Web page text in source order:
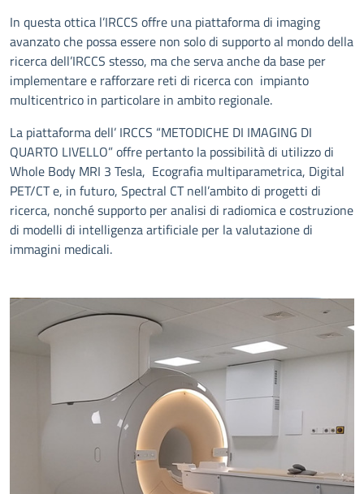
In questa ottica l’IRCCS offre una piattaforma di imaging
avanzato che possa essere non solo di supporto al mondo della
ricerca dell’IRCCS stesso, ma che serva anche da base per
implementare e rafforzare reti di ricerca con impianto
multicentrico in particolare in ambito regionale.
La piattaforma dell’ IRCCS “METODICHE DI IMAGING DI
QUARTO LIVELLO” offre pertanto la possibilità di utilizzo di
Whole Body MRI 3 Tesla, Ecografia multiparametrica, Digital
PET/CT e, in futuro, Spectral CT nell’ambito di progetti di
ricerca, nonché supporto per analisi di radiomica e costruzione
di modelli di intelligenza artificiale per la valutazione di
immagini medicali.